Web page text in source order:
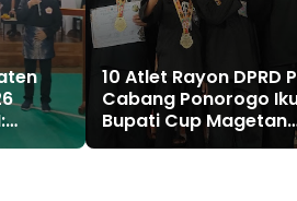
10 Atlet Rayon DPRD
Cabang Ponorogo
Bupati Cup Magetan
2025, Raih 5 Emas, 2